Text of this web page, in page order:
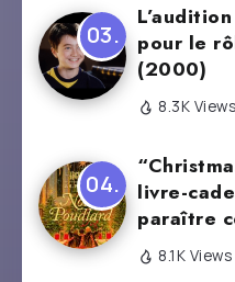
pour le
(2000)
8.3K Views
livre-
paraître
8.1K Views